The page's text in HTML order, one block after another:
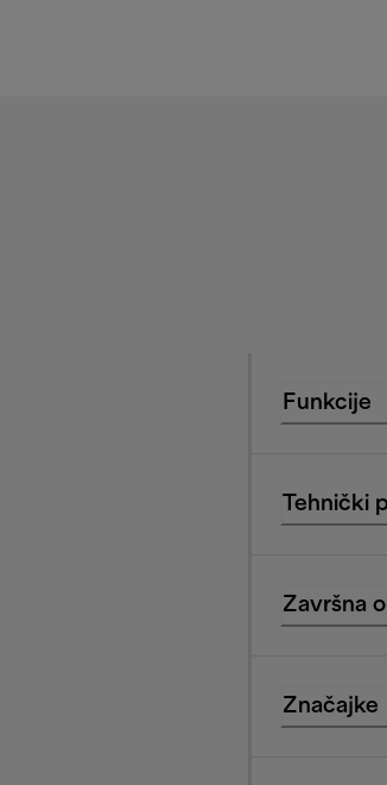
Funkcije
Tehnički
Završna
Značajke